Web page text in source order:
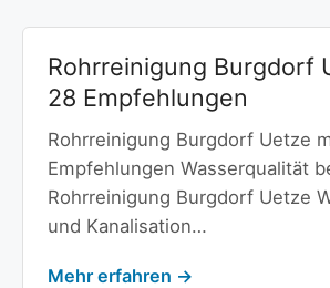
Rohrreinigung Burgdorf
28 Empfehlungen
Rohrreinigung Burgdorf Uetze
Empfehlungen Wasserqualität
Rohrreinigung Burgdorf Uetze
und Kanalisation…
Mehr erfahren →